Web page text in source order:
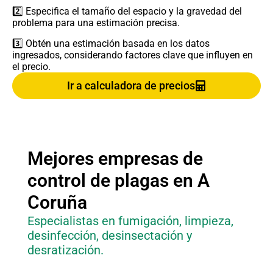
2️⃣ Especifica el tamaño del espacio y la gravedad del
problema para una estimación precisa.
3️⃣ Obtén una estimación basada en los datos
ingresados, considerando factores clave que influyen en
el precio.
Ir a calculadora de precios
Mejores empresas de
control de plagas en A
Coruña
Especialistas en fumigación, limpieza,
desinfección, desinsectación y
desratización.